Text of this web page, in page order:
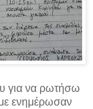
για να ρωτήσω
ενημέρωσαν